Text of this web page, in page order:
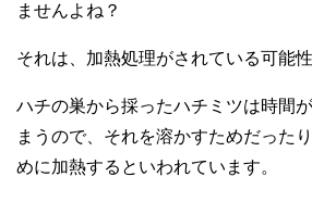
ませんよね？
それは、加熱処理がされている可能性
ハチの巣から採ったハチミツは時間
まうので、それを溶かすためだった
めに加熱するといわれています。